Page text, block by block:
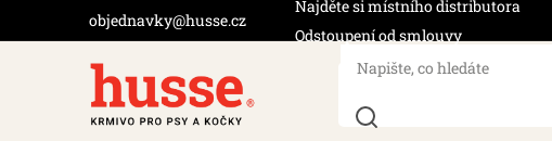
objednavky@husse.cz
Najděte si místního distributora
Odstoupení od smlouvy